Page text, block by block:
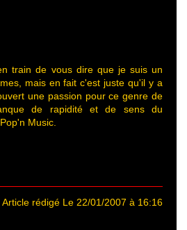
train de vous dire que je suis un
mais en fait c'est juste qu'il y a
une passion pour ce genre de
de rapidité et de sens du
Music.
Article rédigé Le 22/01/2007 à 16:16